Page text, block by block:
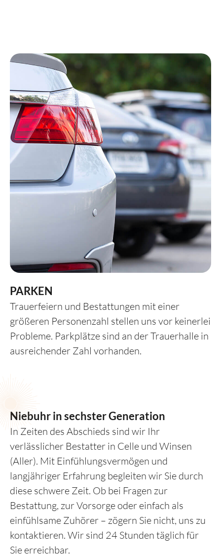
PARKEN
Trauerfeiern und Bestattungen mit einer
größeren Personenzahl stellen uns vor keinerlei
Probleme. Parkplätze sind an der Trauerhalle in
ausreichender Zahl vorhanden.
Niebuhr in sechster Generation
In Zeiten des Abschieds sind wir Ihr
verlässlicher Bestatter in Celle und Winsen
(Aller). Mit Einfühlungsvermögen und
langjähriger Erfahrung begleiten wir Sie durch
diese schwere Zeit. Ob bei Fragen zur
Bestattung, zur Vorsorge oder einfach als
einfühlsame Zuhörer – zögern Sie nicht, uns zu
kontaktieren. Wir sind 24 Stunden täglich für
Sie erreichbar.